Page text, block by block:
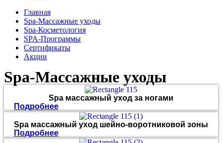
Главная
Spa-Массажные уходы
Spa-Косметология
SPA-Программы
Сертификаты
Акции
Spa-Массажные уходы
Spa массажный уход за ногами
Подробнее
Spa массажный уход шейно-воротниковой зоны
Подробнее